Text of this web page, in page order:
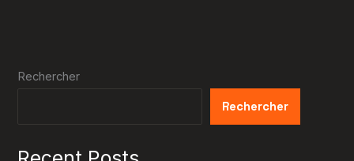
Rechercher
Rechercher